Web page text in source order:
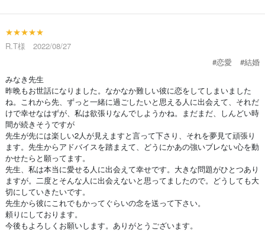
★★★★★
R.T様 2022/08/27
#恋愛
#結婚
みなき先生
昨晩もお世話になりました。なかなか難しい彼に恋をしてしまいました
ね。これから先、ずっと一緒に過ごしたいと思える人に出会えて、それだ
けで幸せなはずが、私は欲張りなんでしようかね。まだまだ、しんどい時
間が続きそうですが
先生が先には楽しい2人が見えますと言って下さり、それを夢見て頑張り
ます。先生からアドバイスを踏まえて、どうにかあの強いブレない心を動
かせたらと願ってます。
先生、私は本当に愛せる人に出会えて幸せです。大きな問題がひとつあり
ますが。二度とそんな人に出会えないと思ってましたので。どうしても大
切にしていきたいです。
先生から彼にこれでもかってぐらいの念を送って下さい。
頼りにしております。
今後もよろしくお願いします。ありがとうございます。